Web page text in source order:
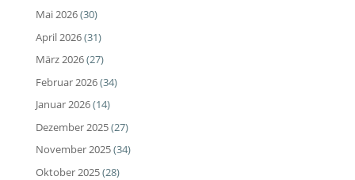
Mai 2026(30)
April 2026(31)
März 2026(27)
Februar 2026(34)
Januar 2026(14)
Dezember 2025(27)
November 2025(34)
Oktober 2025(28)